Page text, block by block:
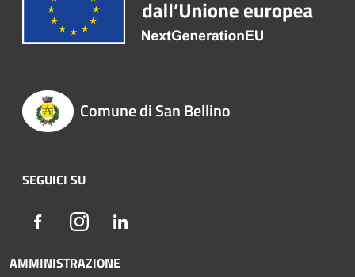
Comune di San Bellino
SEGUICI SU
FacebookInstagram
AMMINISTRAZIONE